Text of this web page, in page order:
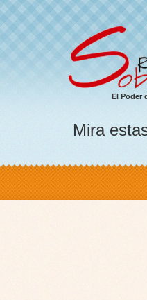
El Poder
Mira